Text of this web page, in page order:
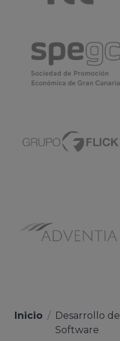
Inicio / Desarrollo de
Software